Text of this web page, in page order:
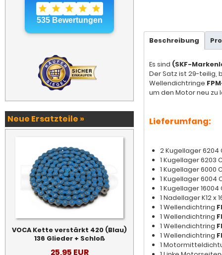
Beschreibung
Es sind (SKF-
Der Satz ist 29-teilig,
Wellendichtringe
um den Motor neu zu
Lieferumfang:
2 Kugellager 6204
1 Kugellager 6203
1 Kugellager 6000
1 Kugellager 6004
1 Kugellager
1 Nadellager K12 x
1 Wellendichtring
1 Wellendichtring
1 Wellendichtring
1 Wellendichtring
1
Neue Ersatzteile »
VOCA Kette verstärkt 420 (Blau)
136 Glieder + Schloß
25,95 EUR